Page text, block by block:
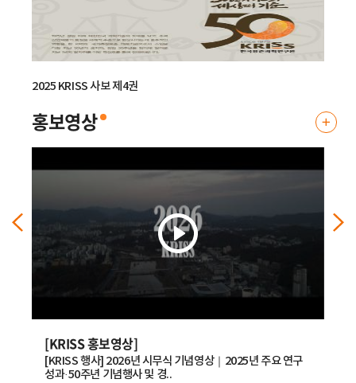
표준연, 국산 반도체 공정용 가스 ‘품질평가 체계’ 구축
표준연, 국산 반도체 공정용 가스 ‘품질평가 체계’ 구축 -반도체 고순도 가스 15
종 순도분석기술 및 시험절차 확립, 인증표준물질 6종 개발- ..
표준연, 국내 양자기업 美 현지 진출 돕는다
표준연, 국내 양자기업 美 현지 진출 돕는다 -페어팩스 카운티 경제개발청
2025 KRISS 사보 제4권
홍보영상
홍
더
보
[KRISS 홍보영상]
[KRISS 행사] 2026년 시무식 기념영상｜2025년 주요 연구
성과·50주년 기념행사 및 경..